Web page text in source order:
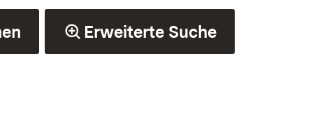
Erweiterte Suche